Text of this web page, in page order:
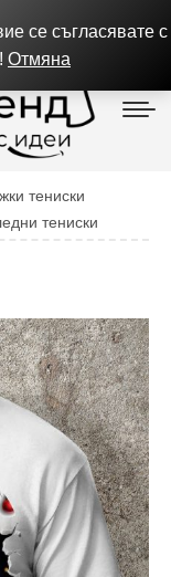
тениски
тениски
се съгласявате с
Отмяна